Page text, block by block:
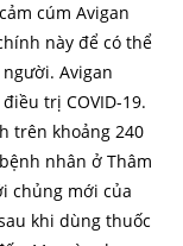
cúm Avigan
này để có thể
Avigan
trị COVID-19.
trên khoảng 240
nhân ở Thâm
chủng mới của
khi dùng thuốc